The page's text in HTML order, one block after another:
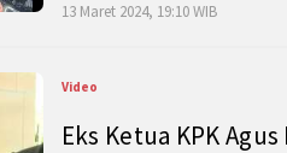
13 Maret 2024, 19:10 WIB
Video
Eks Ketua KPK